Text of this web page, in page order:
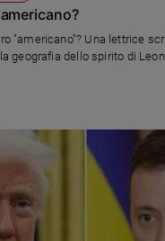
"americano"? Una lettrice
geografia dello spirito di